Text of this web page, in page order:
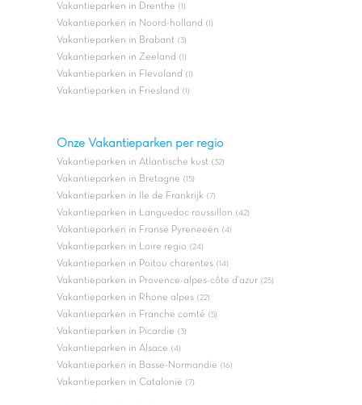
Vakantieparken in Drenthe (1)
Vakantieparken in Noord-holland (1)
Vakantieparken in Brabant (3)
Vakantieparken in Zeeland (1)
Vakantieparken in Flevoland (1)
Vakantieparken in Friesland (1)
Onze Vakantieparken per regio
Vakantieparken in Atlantische kust (32)
Vakantieparken in Bretagne (15)
Vakantieparken in Ile de Frankrijk (7)
Vakantieparken in Languedoc roussillon (42)
Vakantieparken in Franse Pyreneeën (4)
Vakantieparken in Loire regio (24)
Vakantieparken in Poitou charentes (14)
Vakantieparken in Provence-alpes-côte d'azur (25)
Vakantieparken in Rhone alpes (22)
Vakantieparken in Franche comté (5)
Vakantieparken in Picardie (3)
Vakantieparken in Alsace (4)
Vakantieparken in Basse-Normandie (16)
Vakantieparken in Catalonië (7)